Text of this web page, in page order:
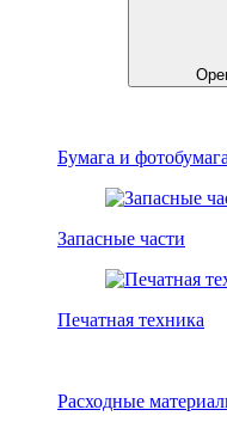
Бумага и фотобумага
Запасные части
Печатная техника
Расходные